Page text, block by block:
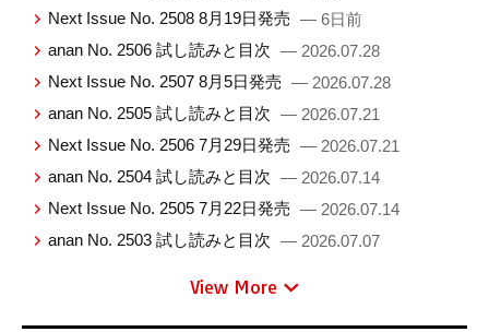
Next Issue No. 2508 8月19日発売 — 6日前
anan No. 2506 試し読みと目次 — 2026.07.28
Next Issue No. 2507 8月5日発売 — 2026.07.28
anan No. 2505 試し読みと目次 — 2026.07.21
Next Issue No. 2506 7月29日発売 — 2026.07.21
anan No. 2504 試し読みと目次 — 2026.07.14
Next Issue No. 2505 7月22日発売 — 2026.07.14
anan No. 2503 試し読みと目次 — 2026.07.07
View More